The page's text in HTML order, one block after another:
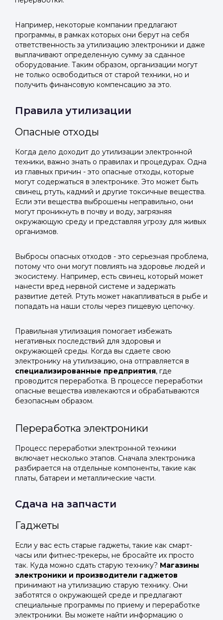
Отправить код
ВКонтакте
или подайте через форму на сайте
Войти в ЛК и заполнить форму
ВКонтакте
или подайте через форму на сайте
Войти в ЛК и заполнить форму
Например, некоторые компании предлагают
программы, в рамках которых они берут на себя
ответственность за утилизацию электроники и даже
выплачивают определенную сумму за сданное
оборудование. Таким образом, организации могут
не только освободиться от старой техники, но и
получить финансовую компенсацию за это.
Правила утилизации
Опасные отходы
Когда дело доходит до утилизации электронной
техники, важно знать о правилах и процедурах. Одна
из главных причин - это опасные отходы, которые
могут содержаться в электронике. Это может быть
свинец, ртуть, кадмий и другие токсичные вещества.
Если эти вещества выброшены неправильно, они
могут проникнуть в почву и воду, загрязняя
окружающую среду и представляя угрозу для живых
организмов.
Выбросы опасных отходов - это серьезная проблема,
потому что они могут повлиять на здоровье людей и
экосистему. Например, есть свинец, который может
нанести вред нервной системе и задержать
развитие детей. Ртуть может накапливаться в рыбе и
попадать на наши столы через пищевую цепочку.
Правильная утилизация помогает избежать
негативных последствий для здоровья и
окружающей среды. Когда вы сдаете свою
электронику на утилизацию, она отправляется в
специализированные предприятия, где
проводится переработка. В процессе переработки
опасные вещества извлекаются и обрабатываются
безопасным образом.
Переработка электроники
Процесс переработки электронной техники
включает несколько этапов. Сначала электроника
разбирается на отдельные компоненты, такие как
платы, батареи и металлические части.
Сдача на запчасти
Гаджеты
Если у вас есть старые гаджеты, такие как смарт-
часы или фитнес-трекеры, не бросайте их просто
так. Куда можно сдать старую технику? Магазины
электроники и производители гаджетов
принимают на утилизацию старую технику. Они
заботятся о окружающей среде и предлагают
специальные программы по приему и переработке
электроники. Вы можете найти информацию о